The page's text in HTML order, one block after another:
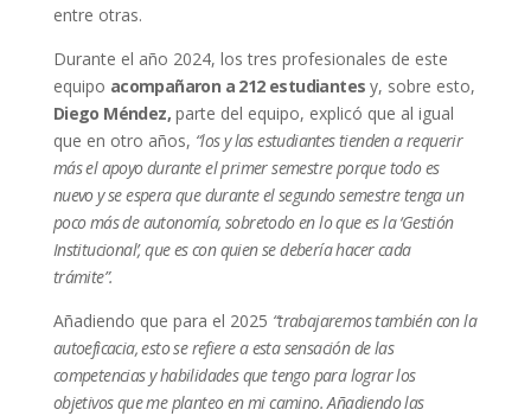
entre otras.
Durante el año 2024, los tres profesionales de este
equipo acompañaron a 212 estudiantes y, sobre esto,
Diego Méndez, parte del equipo, explicó que al igual
que en otro años, “los y las estudiantes tienden a requerir
más el apoyo durante el primer semestre porque todo es
nuevo y se espera que durante el segundo semestre tenga un
poco más de autonomía, sobretodo en lo que es la ‘Gestión
Institucional’, que es con quien se debería hacer cada
trámite”.
Añadiendo que para el 2025 “trabajaremos también con la
autoeficacia, esto se refiere a esta sensación de las
competencias y habilidades que tengo para lograr los
objetivos que me planteo en mi camino. Añadiendo las